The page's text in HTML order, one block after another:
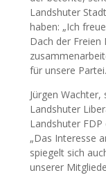
Landshuter
haben: „Ich
Dach der
für unsere
Jürgen
Landshuter
Landshuter
„Das Interesse
spiegelt sich
unserer